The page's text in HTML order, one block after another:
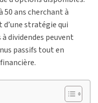
50 ans cherchant à
d’une stratégie qui
dividendes peuvent
passifs tout en